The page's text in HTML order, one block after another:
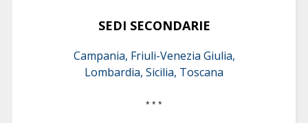
SEDI SECONDARIE
Campania, Friuli-Venezia Giulia,
Lombardia, Sicilia, Toscana
* * *